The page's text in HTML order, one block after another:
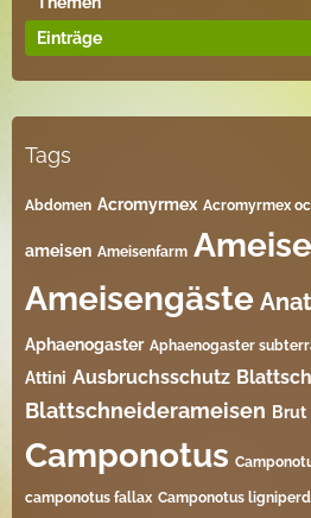
Einträge
Tags
Abdomen Acromyrmex Acromyrmex
ameisen Ameisenfarm
Ameisengäste
Aphaenogaster Aphaenogaster
Attini Ausbruchsschutz
Blattschneiderameisen Brut
Camponotus
camponotus fallax Camponotus